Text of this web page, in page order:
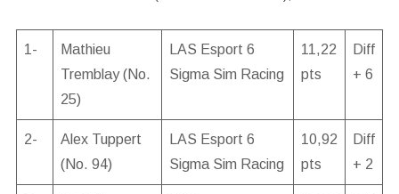
1-
Mathieu
Tremblay (No.
25)
LAS Esport 6
Sigma Sim Racing
11,22
pts
Diff
+ 6
2-
Alex Tuppert
(No. 94)
LAS Esport 6
Sigma Sim Racing
10,92
pts
Diff
+ 2